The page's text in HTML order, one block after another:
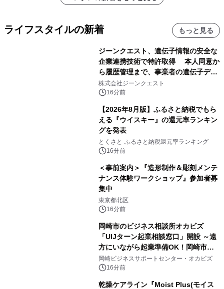
ライフスタイルの新着 もっと見る
ジーンクエスト、遺伝子情報の安全な
企業連携技術で特許取得 本人同意か
ら履歴管理まで、事業者の遺伝子デー
タ活用を支援
株式会社ジーンクエスト
16分前
【2026年8月版】ふるさと納税でもら
える『ウイスキー』の還元率ランキン
グを発表
とくさと-ふるさと納税還元率ランキング-
16分前
＜事前案内＞『造形制作＆彫刻メンテ
ナンス体験ワークショップ』参加者募
集中
東京都北区
16分前
岡崎市のビジネス相談所オカビズ
「UIJターン起業相談窓口」開設 ～遠
方にいながら起業準備OK！岡崎市を
挑戦者があつまるまちに～
岡崎ビジネスサポートセンター・オカビズ
16分前
乾燥ケアライン『Moist Plus(モイス